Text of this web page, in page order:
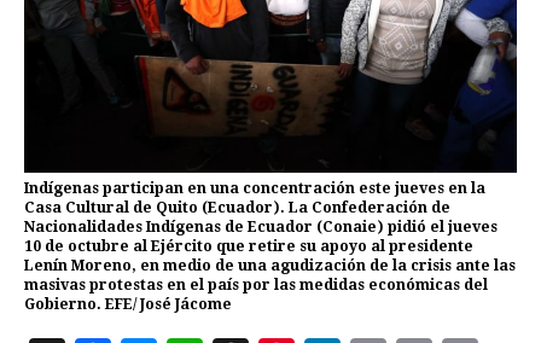
Indígenas participan en una concentración este jueves en la
Casa Cultural de Quito (Ecuador). La Confederación de
Nacionalidades Indígenas de Ecuador (Conaie) pidió el jueves
10 de octubre al Ejército que retire su apoyo al presidente
Lenín Moreno, en medio de una agudización de la crisis ante las
masivas protestas en el país por las medidas económicas del
Gobierno. EFE/ José Jácome